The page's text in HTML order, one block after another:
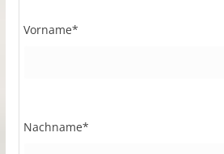
Vorname*
Nachname*